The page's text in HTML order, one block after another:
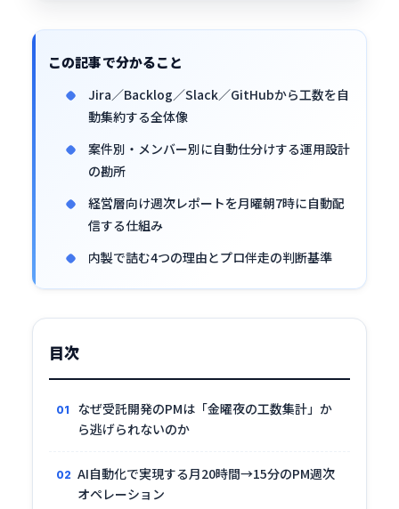
この記事で分かること
Jira／Backlog／Slack／GitHubから工数を自
動集約する全体像
案件別・メンバー別に自動仕分けする運用設計
の勘所
経営層向け週次レポートを月曜朝7時に自動配
信する仕組み
内製で詰む4つの理由とプロ伴走の判断基準
目次
なぜ受託開発のPMは「金曜夜の工数集計」か
ら逃げられないのか
AI自動化で実現する月20時間→15分のPM週次
オペレーション